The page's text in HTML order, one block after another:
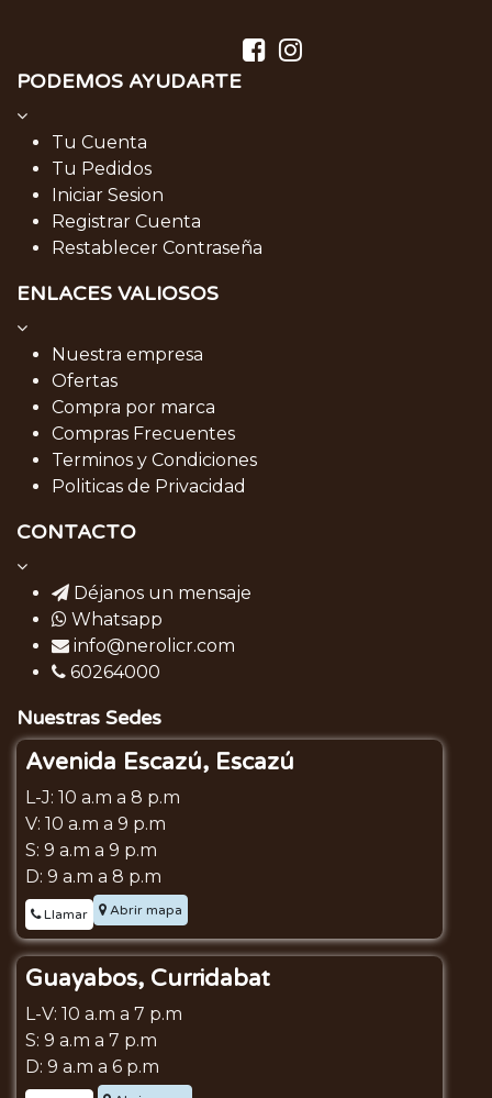
PODEMOS AYUDARTE
Tu Cuenta
Tu Pedidos
Iniciar Sesion
Registrar Cuenta
Restablecer Contraseña
ENLACES VALIOSOS
Nuestra empresa
Ofertas
Compra por marca
Compras Frecuentes
Terminos y Condiciones
Politicas de Privacidad
CONTACTO
Déjanos un mensaje
Whatsapp
info@nerolicr.com
60264000
Nuestras Sedes
Avenida Escazú, Escazú
L-J: 10 a.m a 8 p.m
V: 10 a.m a 9 p.m
S: 9 a.m a 9 p.m
D: 9 a.m a 8 p.m
Llamar Abrir mapa
Guayabos, Curridabat
L-V: 10 a.m a 7 p.m
S: 9 a.m a 7 p.m
D: 9 a.m a 6 p.m